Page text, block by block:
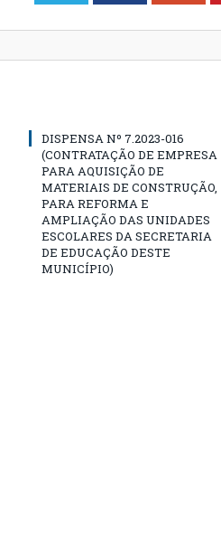
DISPENSA Nº 7.2023-016
(CONTRATAÇÃO DE EMPRESA
PARA AQUISIÇÃO DE
MATERIAIS DE CONSTRUÇÃO,
PARA REFORMA E
AMPLIAÇÃO DAS UNIDADES
ESCOLARES DA SECRETARIA
DE EDUCAÇÃO DESTE
MUNICÍPIO)